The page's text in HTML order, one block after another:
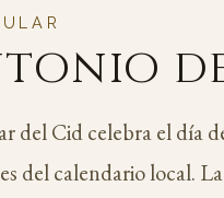
del Cid celebra el día
del calendario local.